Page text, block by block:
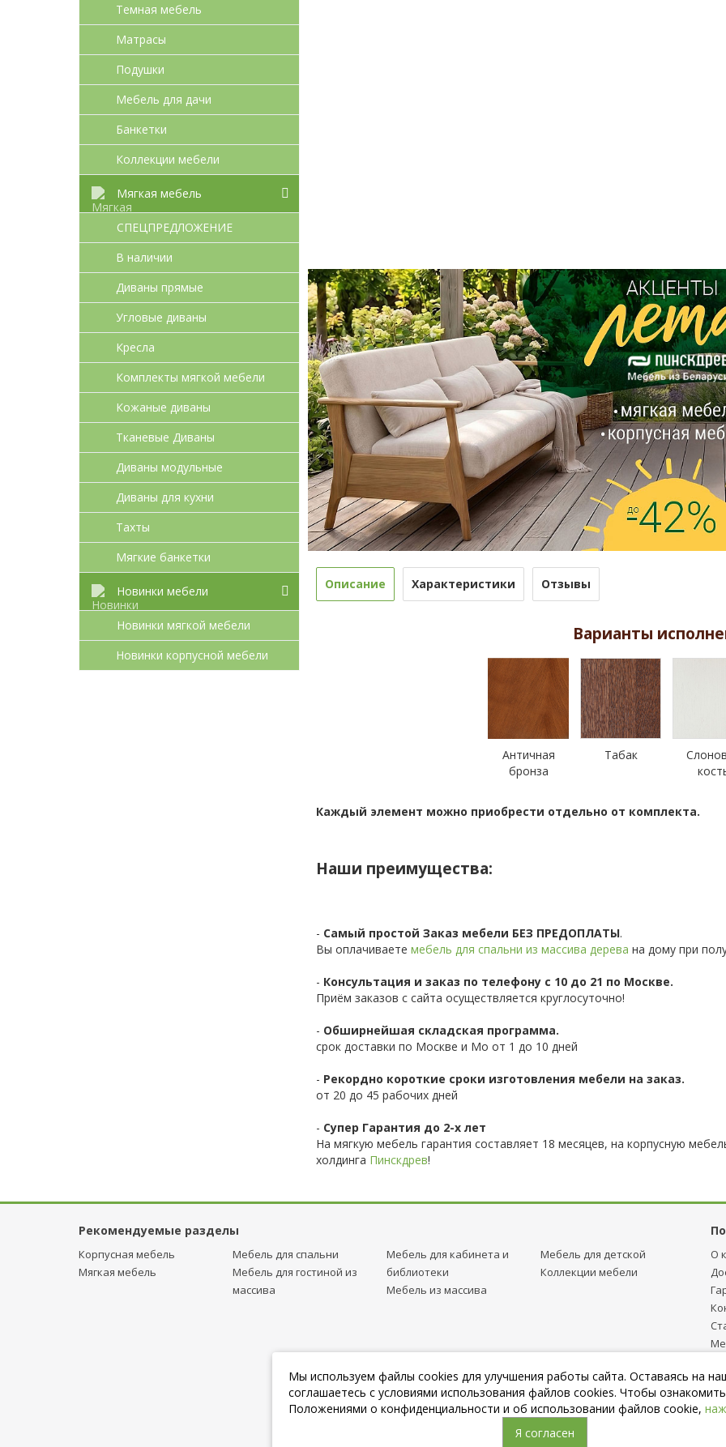
Темная мебель
Матрасы
Подушки
Мебель для дачи
Банкетки
Коллекции мебели
Мягкая мебель
СПЕЦПРЕДЛОЖЕНИЕ
В наличии
Диваны прямые
Угловые диваны
Кресла
Комплекты мягкой мебели
Кожаные диваны
Тканевые Диваны
Диваны модульные
Диваны для кухни
Тахты
Мягкие банкетки
Новинки мебели
Новинки мягкой мебели
Новинки корпусной мебели
Описание Характеристики Отзывы
Варианты
Античная
бронза
Табак
Каждый элемент можно приобрести отдельно от комплекта.
Наши преимущества:
- Самый простой Заказ мебели БЕЗ ПРЕДОПЛАТЫ.
Вы оплачиваете мебель для спальни из массива дерева на дому при
- Консультация и заказ по телефону с 10 до 21 по Москве.
Приём заказов с сайта осуществляется круглосуточно!
- Обширнейшая складская программа.
срок доставки по Москве и Мо от 1 до 10 дней
- Рекордно короткие сроки изготовления мебели на заказ.
от 20 до 45 рабочих дней
- Супер Гарантия до 2-х лет
На мягкую мебель гарантия составляет 18 месяцев, на корпусную
холдинга Пинскдрев!
Рекомендуемые разделы
Корпусная мебель
Мягкая мебель
Мебель для спальни
Мебель для гостиной из
массива
Мебель для кабинета и
библиотеки
Мебель из массива
Мебель для детcкой
Коллекции мебели
О
Мы используем файлы cookies для улучшения работы сайта. Оставаясь на
соглашаетесь с условиями использования файлов cookies. Чтобы
Положениями о конфиденциальности и об использовании файлов cookie,
Я согласен